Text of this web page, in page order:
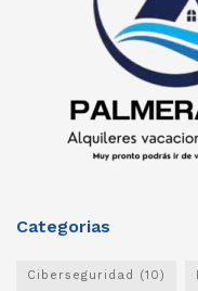
Categorias
Ciberseguridad (10)